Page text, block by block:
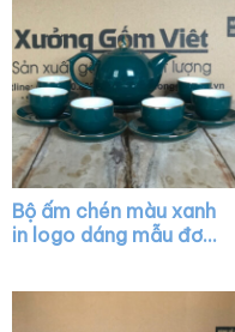
Bộ ấm chén màu xanh
in logo dáng mẫu đơn